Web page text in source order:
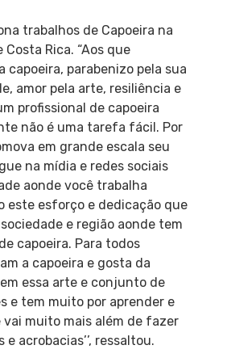
trabalhos de Capoeira na
Costa Rica. “Aos que
capoeira, parabenizo pela sua
amor pela arte, resiliência e
profissional de capoeira
não é uma tarefa fácil. Por
em grande escala seu
na mídia e redes sociais
aonde você trabalha
este esforço e dedicação que
e região aonde tem
capoeira. Para todos
a capoeira e gosta da
essa arte e conjunto de
e tem muito por aprender e
vai muito mais além de fazer
acrobacias’’, ressaltou.